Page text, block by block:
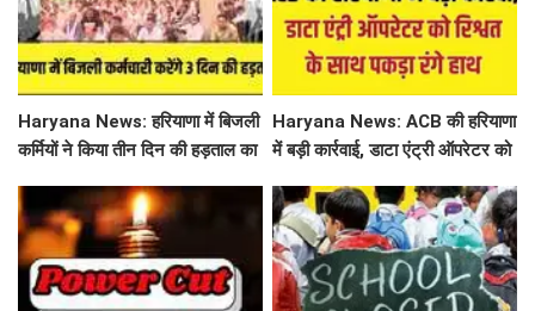
Haryana News: हरियाणा में बिजली
कर्मियों ने किया तीन दिन की हड़ताल का
मोर्चा
Haryana News: ACB की हरियाणा
में बड़ी कार्रवाई, डाटा एंट्री ऑपरेटर को